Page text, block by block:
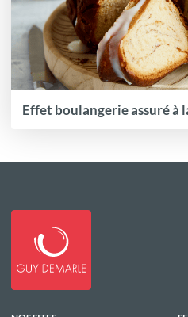
Effet boulangerie assuré à